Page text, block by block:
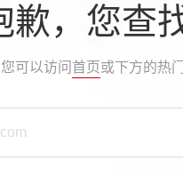
歉，您查
您可以访问 首页或下方的热